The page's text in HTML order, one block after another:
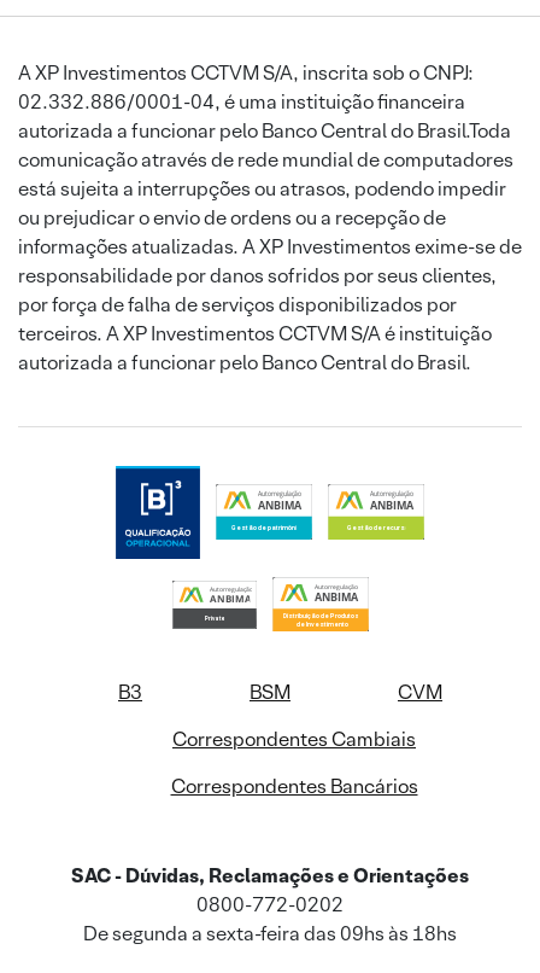
A XP Investimentos CCTVM S/A, inscrita sob o CNPJ:
02.332.886/0001-04, é uma instituição financeira
autorizada a funcionar pelo Banco Central do Brasil.Toda
comunicação através de rede mundial de computadores
está sujeita a interrupções ou atrasos, podendo impedir
ou prejudicar o envio de ordens ou a recepção de
informações atualizadas. A XP Investimentos exime-se de
responsabilidade por danos sofridos por seus clientes,
por força de falha de serviços disponibilizados por
terceiros. A XP Investimentos CCTVM S/A é instituição
autorizada a funcionar pelo Banco Central do Brasil.
B3 BSM
CVM
Correspondentes Cambiais
Correspondentes Bancários
SAC - Dúvidas, Reclamações e Orientações
0800-772-0202
De segunda a sexta-feira das 09hs às 18hs